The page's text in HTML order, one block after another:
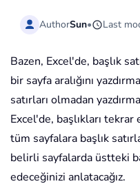
AuthorSun• Last
Bazen, Excel'de, başlık
bir sayfa aralığını
satırları olmadan
Excel'de, başlıkları tekrar
tüm sayfalara başlık
belirli sayfalarda üstteki
edeceğinizi anlatacağız.